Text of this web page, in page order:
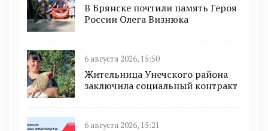
В Брянске почтили память Героя
России Олега Визнюка
6 августа 2026, 15:50
Жительница Унечского района
заключила социальный контракт
6 августа 2026, 15:21